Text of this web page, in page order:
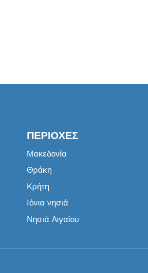
ΠΕΡΙΟΧΈΣ
Μακεδονία
Θράκη
Κρήτη
Ιόνια νησιά
Νησιά Αιγαίου